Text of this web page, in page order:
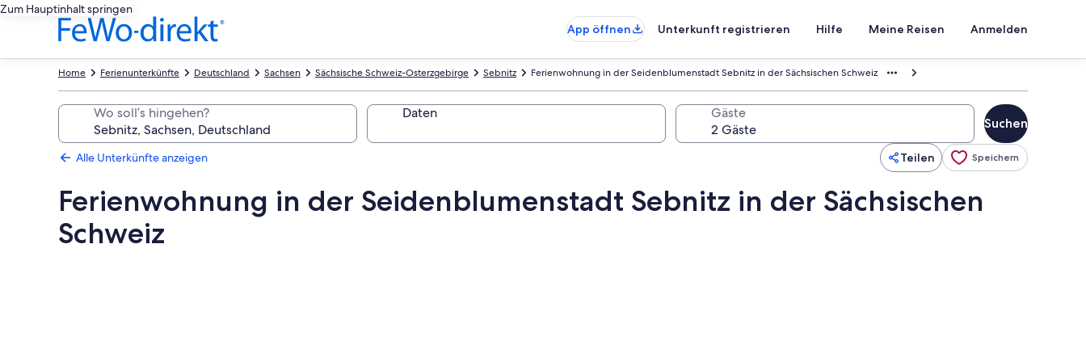
Zum Hauptinhalt springen
App öffnen
Unterkunft registrieren Hilfe Meine Reisen Anmelden
Ferienwohnung in der Seidenblumenstadt Sebnitz in der Sächsischen Schweiz
Sebnitz
Sächsische Schweiz-Osterzgebirge
Sachsen
Deutschland
Ferienunterkünfte
Home
Wo soll’s hingehen? Daten Gäste
Suchen
Alle Unterkünfte anzeigen Teilen Speichern
Ferienwohnung in der Seidenblumenstadt Sebnitz in der Sächsischen
Schweiz